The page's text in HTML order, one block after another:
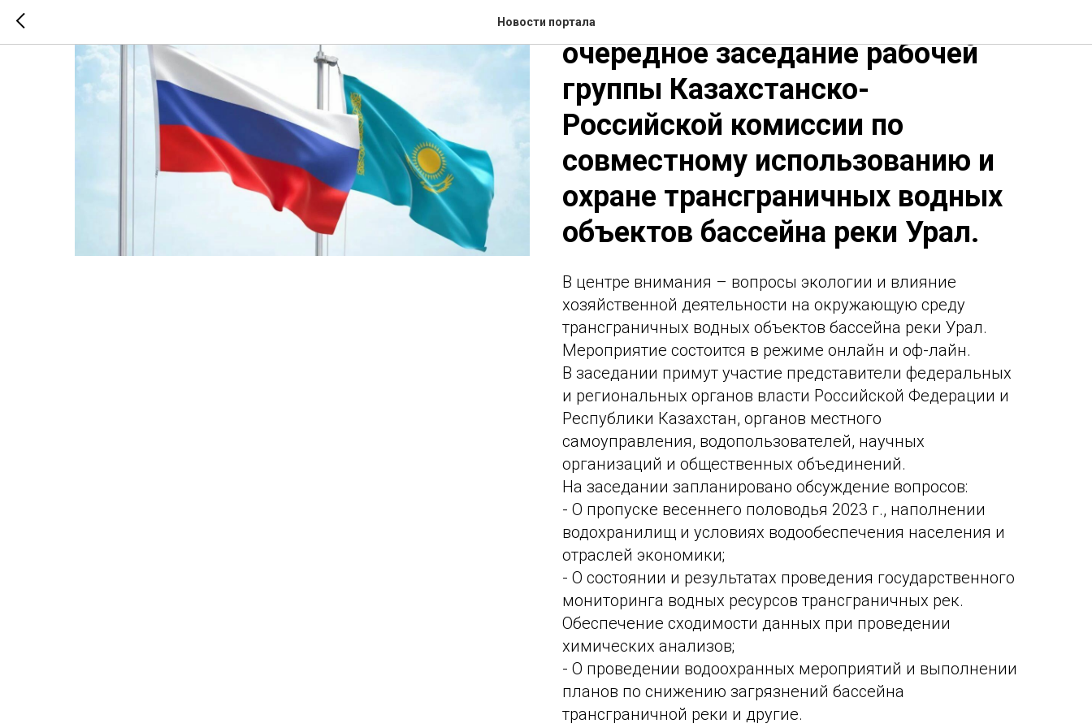
Новости порталаВ Оренбурге состоится
очередное заседание рабочей
группы Казахстанско-
Российской комиссии по
совместному использованию и
охране трансграничных водных
объектов бассейна реки Урал.
В центре внимания – вопросы экологии и влияние
хозяйственной деятельности на окружающую среду
трансграничных водных объектов бассейна реки Урал.
Мероприятие состоится в режиме онлайн и оф-лайн.
В заседании примут участие представители федеральных
и региональных органов власти Российской Федерации и
Республики Казахстан, органов местного
самоуправления, водопользователей, научных
организаций и общественных объединений.
На заседании запланировано обсуждение вопросов:
- О пропуске весеннего половодья 2023 г., наполнении
водохранилищ и условиях водообеспечения населения и
отраслей экономики;
- О состоянии и результатах проведения государственного
мониторинга водных ресурсов трансграничных рек.
Обеспечение сходимости данных при проведении
химических анализов;
- О проведении водоохранных мероприятий и выполнении
планов по снижению загрязнений бассейна
трансграничной реки и другие.